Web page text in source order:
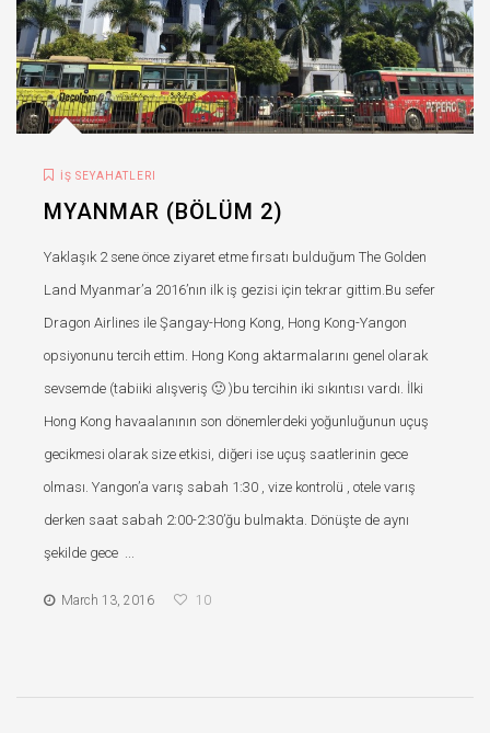
İŞ SEYAHATLERI
MYANMAR (BÖLÜM 2)
Yaklaşık 2 sene önce ziyaret etme fırsatı bulduğum The Golden
Land Myanmar’a 2016’nın ilk iş gezisi için tekrar gittim.Bu sefer
Dragon Airlines ile Şangay-Hong Kong, Hong Kong-Yangon
opsiyonunu tercih ettim. Hong Kong aktarmalarını genel olarak
sevsemde (tabiiki alışveriş 🙂 )bu tercihin iki sıkıntısı vardı. İlki
Hong Kong havaalanının son dönemlerdeki yoğunluğunun uçuş
gecikmesi olarak size etkisi, diğeri ise uçuş saatlerinin gece
olması. Yangon’a varış sabah 1:30 , vize kontrolü , otele varış
derken saat sabah 2:00-2:30’ğu bulmakta. Dönüşte de aynı
şekilde gece ...
March 13, 2016 10